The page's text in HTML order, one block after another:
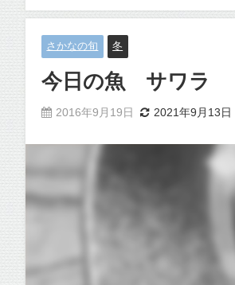
さかなの旬 冬
今日の魚 サワラ
2016年9月19日 2021年9月13日